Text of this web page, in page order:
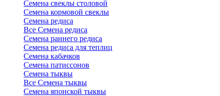
Семена свеклы столовой
Семена кормовой свеклы
Семена редиса
Все Семена редиса
Семена раннего редиса
Семена редиса для теплиц
Семена кабачков
Семена патиссонов
Семена тыквы
Все Семена тыквы
Семена японской тыквы